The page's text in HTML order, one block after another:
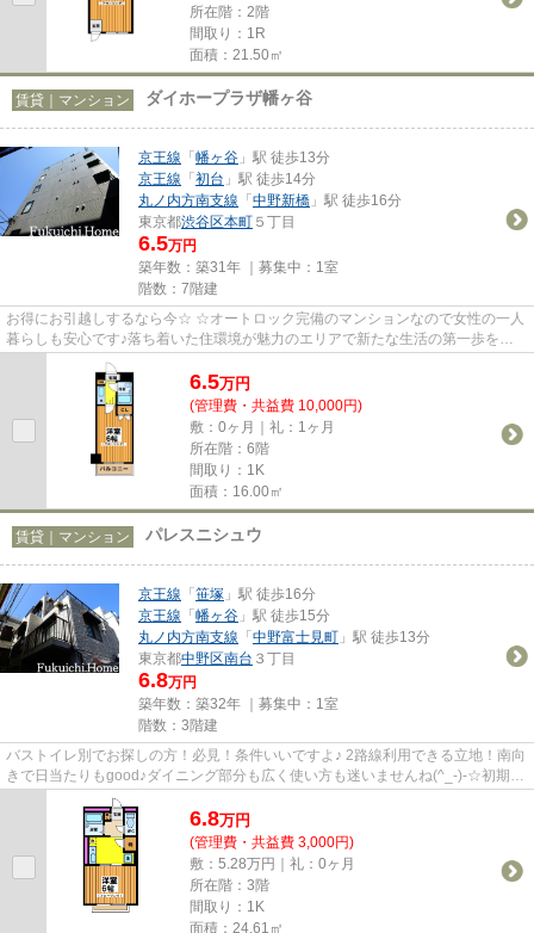
所在階：2階
間取り：1R
面積：21.50㎡
賃貸｜マンション ダイホープラザ幡ヶ谷
京王線 「幡ヶ谷 」駅 徒歩13分
京王線 「初台 」駅 徒歩14分
丸ノ内方南支線 「中野新橋 」駅 徒歩16分
東京都渋谷区本町 ５丁目
6.5万円
築年数：築31年 ｜募集中： 1室
階数：7階建
お得にお引越しするなら今☆ ☆オートロック完備のマンションなので女性の一人
暮らしも安心です♪落ち着いた住環境が魅力のエリアで新たな生活の第一歩を
(^_-)-☆
6.5万円
(管理費・共益費 10,000円)
敷：0ヶ月｜礼：1ヶ月
所在階：6階
間取り：1K
面積：16.00㎡
賃貸｜マンション パレスニシュウ
京王線 「笹塚 」駅 徒歩16分
京王線 「幡ヶ谷 」駅 徒歩15分
丸ノ内方南支線 「中野富士見町 」駅 徒歩13分
東京都中野区南台 ３丁目
6.8万円
築年数：築32年 ｜募集中： 1室
階数：3階建
バストイレ別でお探しの方！必見！条件いいですよ♪ 2路線利用できる立地！南向
きで日当たりもgood♪ダイニング部分も広く使い方も迷いませんね(^_-)-☆初期費
用を抑えて素敵なお部屋に住...
6.8万円
(管理費・共益費 3,000円)
敷：5.28万円｜礼：0ヶ月
所在階：3階
間取り：1K
面積：24.61㎡